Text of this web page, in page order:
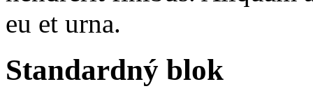
eu et urna.
Standardný blok